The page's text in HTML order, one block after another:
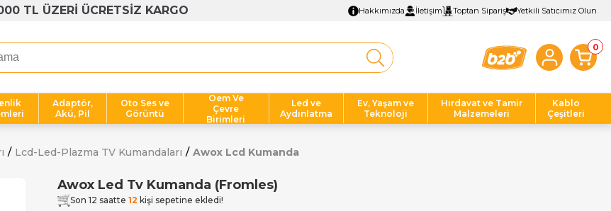
TL ÜZERİ ÜCRETSİZ KARGO Hakkımızda İletişim Toptan Sipariş Yetkili Satıcımız Olun
0
Adaptör,
Akü, Pil
Oto Ses ve
Görüntü
Oem Ve
Çevre
Birimleri
Led ve
Aydınlatma
Ev, Yaşam ve
Teknoloji
Hırdavat ve Tamir
Malzemeleri
Kablo
Çeşitleri
Lcd-Led-Plazma TV Kumandaları Awox Lcd Kumanda
Awox Led Tv Kumanda (Fromles)
Son 12 saatte 12 kişi sepetine ekledi!